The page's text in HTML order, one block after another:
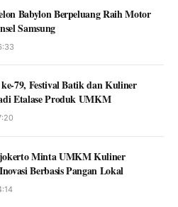
Babylon Berpeluang Raih Motor
Samsung
79, Festival Batik dan Kuliner
Etalase Produk UMKM
Minta UMKM Kuliner
Berbasis Pangan Lokal